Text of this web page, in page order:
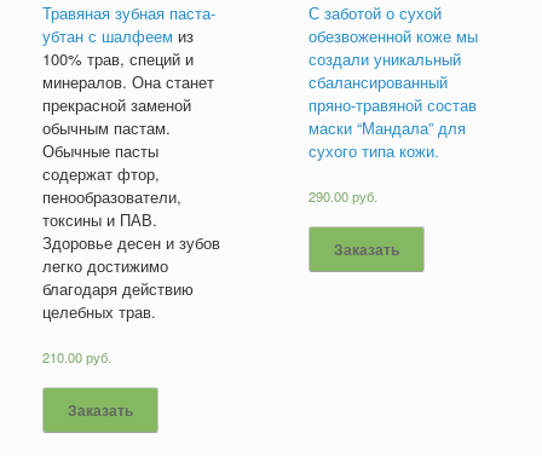
Травяная зубная паста-
убтан с шалфеем из
100% трав, специй и
минералов. Она станет
прекрасной заменой
обычным пастам.
Обычные пасты
содержат фтор,
пенообразователи,
токсины и ПАВ.
Здоровье десен и зубов
легко достижимо
благодаря действию
целебных трав.
210.00руб.
Заказать
С заботой о сухой
обезвоженной коже мы
создали уникальный
сбалансированный
пряно-травяной состав
маски “Мандала” для
сухого типа кожи.
290.00руб.
Заказать